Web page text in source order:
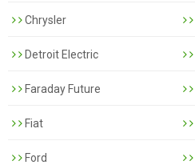
Chrysler
Detroit Electric
Faraday Future
Fiat
Ford